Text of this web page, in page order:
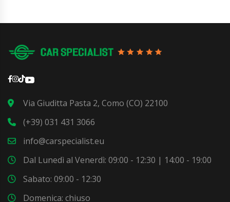
Via Giuditta Pasta 2, Como (CO) 22100
(+39) 031 431 3066
info@carspecialist.eu
Dal Lunedì al Venerdì: 09:00 - 12:30 | 14:00 - 19:00
Sabato: 09:00 - 12:30
Domenica: chiuso